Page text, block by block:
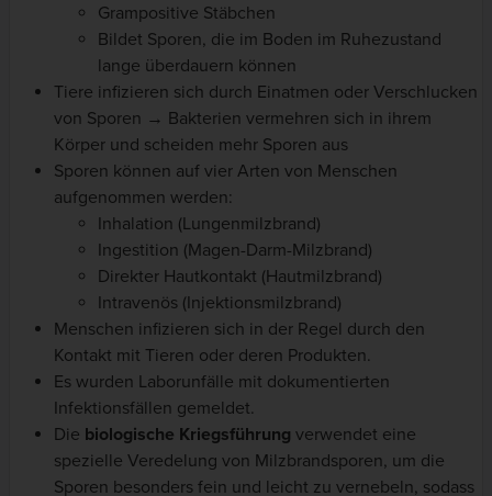
Grampositive Stäbchen
Bildet Sporen, die im Boden im Ruhezustand
lange überdauern können
Tiere infizieren sich durch Einatmen oder Verschlucken
von Sporen → Bakterien vermehren sich in ihrem
Körper und scheiden mehr Sporen aus
Sporen können auf vier Arten von Menschen
aufgenommen werden:
Inhalation (Lungenmilzbrand)
Ingestition (Magen-Darm-Milzbrand)
Direkter Hautkontakt (Hautmilzbrand)
Intravenös (Injektionsmilzbrand)
Menschen infizieren sich in der Regel durch den
Kontakt mit Tieren oder deren Produkten.
Es wurden Laborunfälle mit dokumentierten
Infektionsfällen gemeldet.
Die biologische Kriegsführung verwendet eine
spezielle Veredelung von Milzbrandsporen, um die
Sporen besonders fein und leicht zu vernebeln, sodass